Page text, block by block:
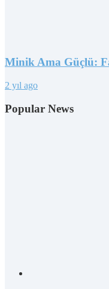
Minik Ama Güçlü:
2 yıl ago
Popular News